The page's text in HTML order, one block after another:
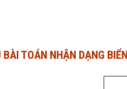
BÀI TOÁN NHẬN DẠNG